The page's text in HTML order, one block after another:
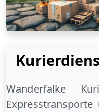
Wanderfalke